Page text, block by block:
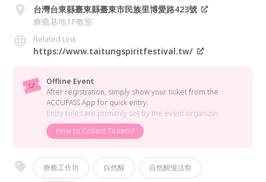
台灣台東縣臺東縣臺東市民族里博愛路423號
療癒基地1F教室
Related Link
https://www.taitungspiritfestival.tw/
Offline Event
After registration, simply show your ticket from the
ACCUPASS App for quick entry.
Entry rules are primarily set by the event organizer.
How to Collect Tickets?
療癒工作坊 自然醒 自然醒慢活祭